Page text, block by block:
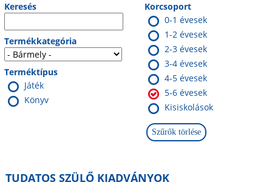
Keresés
Termékkategória
Terméktípus
Játék
Könyv
Korcsoport
0-1 évesek
1-2 évesek
2-3 évesek
3-4 évesek
4-5 évesek
5-6 évesek
Kisiskolások
TUDATOS SZÜLŐ KIADVÁNYOK